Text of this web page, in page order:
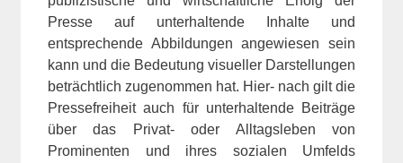
Presse auf unterhaltende Inhalte und
entsprechende Abbildungen angewiesen sein
kann und die Bedeutung visueller Darstellungen
beträchtlich zugenommen hat. Hier- nach gilt die
Pressefreiheit auch für unterhaltende Beiträge
über das Privat- oder Alltagsleben von
Prominenten und ihres sozialen Umfelds